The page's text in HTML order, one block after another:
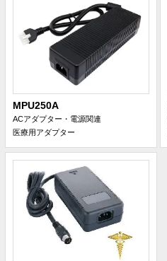
MPU250A
ACアダプター・電源関連
医療用アダプター